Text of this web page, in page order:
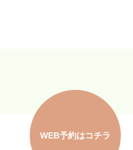
WEB予約はコチラ